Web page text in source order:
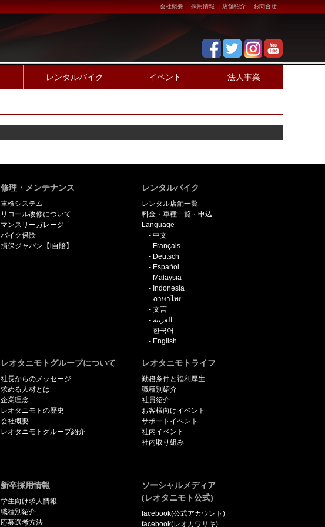
会社概要 採用情報 店舗紹介 お問合せ
レンタルバイク イベント 法人事業
修理・メンテナンス
車検システム
リコール改修について
マンスリーガレージ
バイク保険
損保ジャパン【i自賠】
レンタルバイク
レンタル店舗一覧
料金・車種一覧・申込
Language
中文
Français
Deutsch
Español
Malaysia
Indonesia
ภาษาไทย
文言
العربية
한국어
English
レオタニモトグループについて
社長からのメッセージ
求める人材とは
企業理念
レオタニモトの歴史
会社概要
レオタニモトグループ紹介
レオタニモトライフ
勤務条件と福利厚生
職種別紹介
社員紹介
お客様向けイベント
サポートイベント
社内イベント
社内取り組み
新卒採用情報
学生向け求人情報
職種別紹介
応募選考方法
ソーシャルメディア
(レオタニモト公式)
facebook(公式アカウント)
facebook(レオカワサキ)